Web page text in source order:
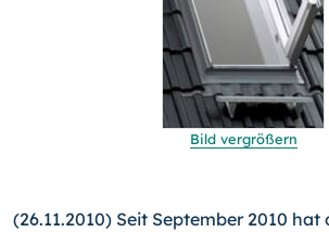
Bild vergrößern
(26.11.2010) Seit September 2010 hat